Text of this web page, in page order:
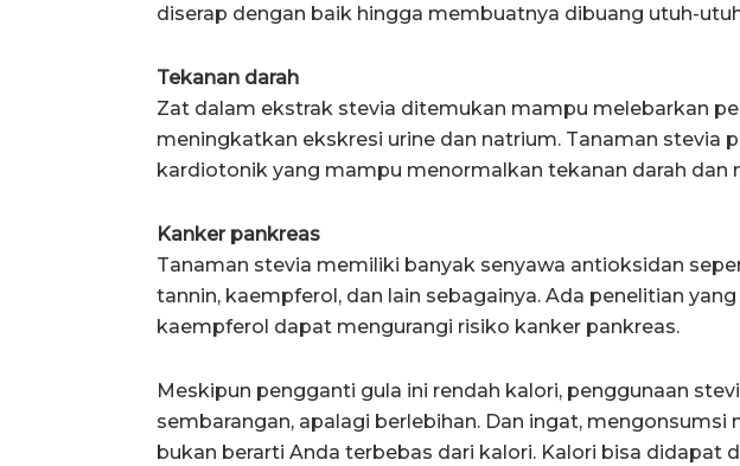
diserap dengan baik hingga membuatnya dibuang utuh-
Tekanan darah
Zat dalam ekstrak stevia ditemukan mampu melebarkan
meningkatkan ekskresi urine dan natrium. Tanaman stevia
kardiotonik yang mampu menormalkan tekanan darah dan
Kanker pankreas
Tanaman stevia memiliki banyak senyawa antioksidan
tannin, kaempferol, dan lain sebagainya. Ada penelitian
kaempferol dapat mengurangi risiko kanker pankreas.
Meskipun pengganti gula ini rendah kalori, penggunaan
sembarangan, apalagi berlebihan. Dan ingat, mengonsumsi
bukan berarti Anda terbebas dari kalori. Kalori bisa didapat